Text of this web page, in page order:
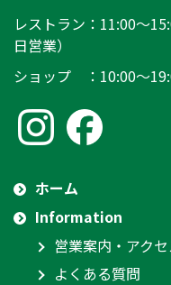
レストラン：11:00～
日営業）
ショップ ：10:00～
ホーム
Information
営業案内・アクセ
よくある質問